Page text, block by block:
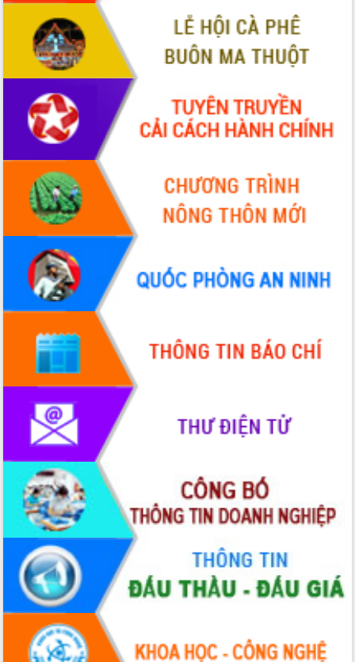
Hội thảo khoa học “Giải pháp thúc đẩy
phát triển nền kinh tế xanh tại tỉnh
Đắk Lắk”
Tăng cường giám sát, đôn đốc thực
hiện nhiệm vụ quản lý tài sản công
hàng tuần
Tháo gỡ những vướng mắc, đẩy mạnh
công tác cải cách thủ tục hành chính
tại Trung tâm Phục vụ hành chính
công tỉnh
Đắk Lắk: Tôn vinh 46 giải pháp tại Hội
thi Sáng tạo Kỹ thuật 2024 - 2025
Đắk Lắk rà soát, điều chỉnh Đề án 190
về phát triển nuôi trồng thủy sản
Phó Chủ tịch UBND tỉnh Đắk Lắk
Trương Công Thái kiểm tra thực địa
Dự án cao tốc Khánh Hòa - Buôn Ma
Định vị cà phê Việt Nam như một “di
sản sống” trong dòng chảy toàn cầu
Xây dựng nông thôn mới: Nâng cao đời
sống người dân từ những mô hình thiết
thực
Quyết liệt tháo gỡ vướng mắc, đẩy
nhanh tiến độ các dự án trọng điểm
trong Khu kinh tế Nam Phú Yên
Hòn Yến phát triển du lịch gắn với bảo
tồn biển
Lấy ý kiến điều chỉnh Quy hoạch tỉnh
Đắk Lắk thời kỳ 2021-2030, tầm nhìn
đến năm 2050
Phát động chiến dịch 30 ngày đêm
giải phóng mặt bằng Tuyến đường bộ
ven biển
Đắk Lắk nỗ lực thúc đẩy tăng trưởng
kinh tế từ 10% trở lên trong Quý
II/2026
Đắk Lắk ký kết thỏa thuận hợp tác về